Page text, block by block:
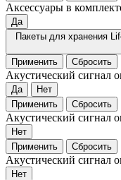
Аксессуары в
Да
Пакеты для хранения
Применить
Сбросить
Акустический сигнал
Да
Нет
Применить
Сбросить
Акустический сигнал
Нет
Применить
Сбросить
Акустический сигнал
Нет